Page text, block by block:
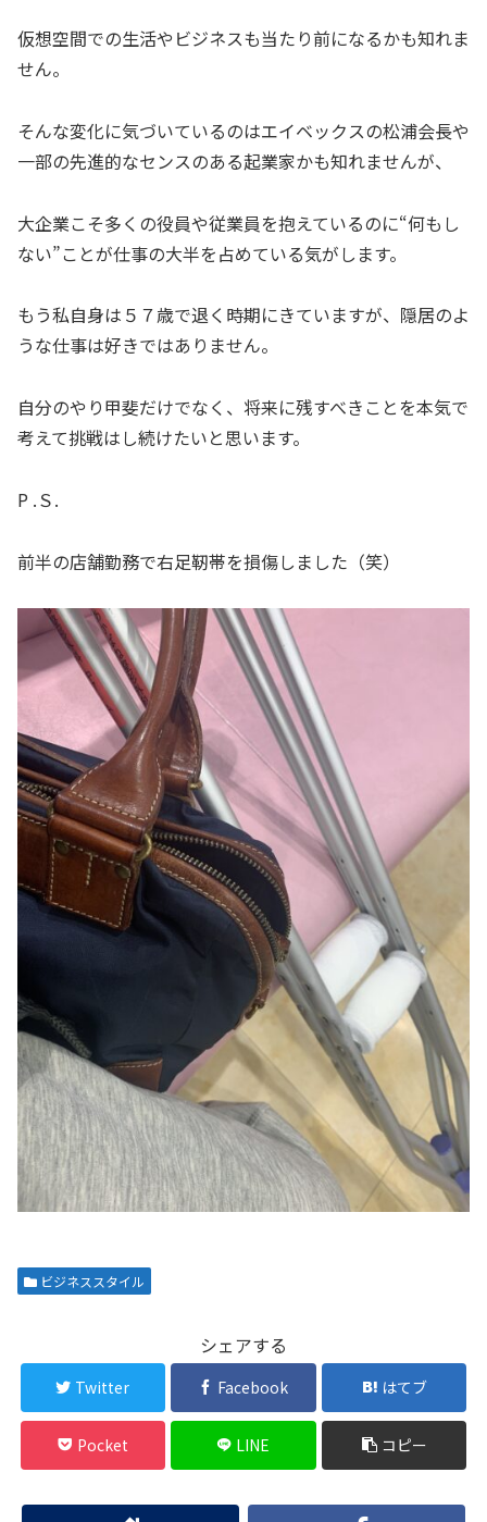
仮想空間での生活やビジネスも当たり前になるかも知れま
せん。
そんな変化に気づいているのはエイベックスの松浦会長や
一部の先進的なセンスのある起業家かも知れませんが、
大企業こそ多くの役員や従業員を抱えているのに“何もし
ない”ことが仕事の大半を占めている気がします。
もう私自身は５７歳で退く時期にきていますが、隠居のよ
うな仕事は好きではありません。
自分のやり甲斐だけでなく、将来に残すべきことを本気で
考えて挑戦はし続けたいと思います。
P .Ｓ.
前半の店舗勤務で右足靭帯を損傷しました（笑）
ビジネススタイル
シェアする
Twitter Facebook はてブ
Pocket LINE コピー